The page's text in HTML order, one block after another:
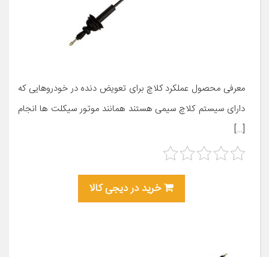
معرفی محصول عملکرد کلاچ برای تعویض دنده در خودروهایی که
دارای سیستم کلاچ سیمی هستند همانند موتور سیکلت ها انجام
[…]
خرید در دیجی کالا